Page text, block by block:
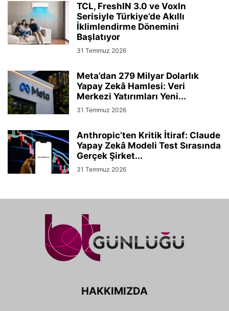
TCL, FreshIN 3.0 ve VoxIn
Serisiyle Türkiye’de Akıllı
İklimlendirme Dönemini
Başlatıyor
31 Temmuz 2026
Meta’dan 279 Milyar Dolarlık
Yapay Zekâ Hamlesi: Veri
Merkezi Yatırımları Yeni...
31 Temmuz 2026
Anthropic’ten Kritik İtiraf: Claude
Yapay Zekâ Modeli Test Sırasında
Gerçek Şirket...
31 Temmuz 2026
HAKKIMIZDA